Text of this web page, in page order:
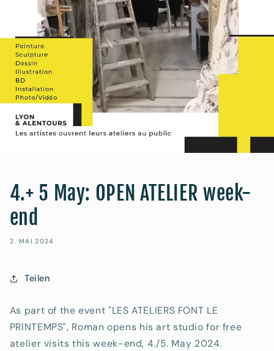
4.+ 5 May: OPEN ATELIER week-
end
2. MAI 2024
Teilen
As part of the event "LES ATELIERS FONT LE
PRINTEMPS", Roman opens his art studio for free
atelier visits this week-end, 4./5. May 2024.